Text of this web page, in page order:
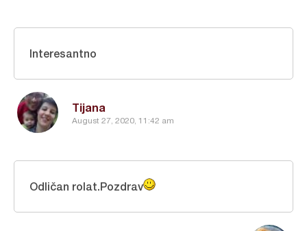
Tijana
August 27, 2020, 11:42 am
Interesantno
Odličan rolat.Pozdrav